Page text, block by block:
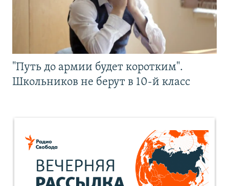
"Путь до армии будет коротким".
Школьников не берут в 10-й класс